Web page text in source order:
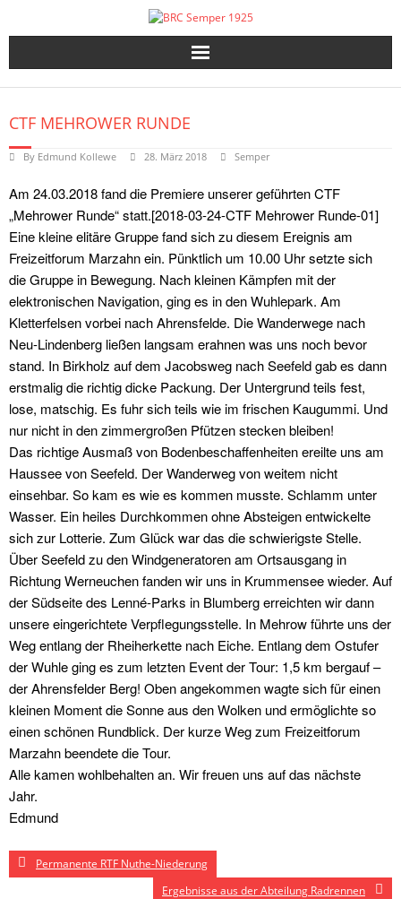
CTF MEHROWER RUNDE
By Edmund Kollewe 28. März 2018 Semper
Am 24.03.2018 fand die Premiere unserer geführten CTF
„Mehrower Runde“ statt.[2018-03-24-CTF Mehrower Runde-01]
Eine kleine elitäre Gruppe fand sich zu diesem Ereignis am
Freizeitforum Marzahn ein. Pünktlich um 10.00 Uhr setzte sich
die Gruppe in Bewegung. Nach kleinen Kämpfen mit der
elektronischen Navigation, ging es in den Wuhlepark. Am
Kletterfelsen vorbei nach Ahrensfelde. Die Wanderwege nach
Neu-Lindenberg ließen langsam erahnen was uns noch bevor
stand. In Birkholz auf dem Jacobsweg nach Seefeld gab es dann
erstmalig die richtig dicke Packung. Der Untergrund teils fest,
lose, matschig. Es fuhr sich teils wie im frischen Kaugummi. Und
nur nicht in den zimmergroßen Pfützen stecken bleiben!
Das richtige Ausmaß von Bodenbeschaffenheiten ereilte uns am
Haussee von Seefeld. Der Wanderweg von weitem nicht
einsehbar. So kam es wie es kommen musste. Schlamm unter
Wasser. Ein heiles Durchkommen ohne Absteigen entwickelte
sich zur Lotterie. Zum Glück war das die schwierigste Stelle.
Über Seefeld zu den Windgeneratoren am Ortsausgang in
Richtung Werneuchen fanden wir uns in Krummensee wieder. Auf
der Südseite des Lenné-Parks in Blumberg erreichten wir dann
unsere eingerichtete Verpflegungsstelle. In Mehrow führte uns der
Weg entlang der Rheiherkette nach Eiche. Entlang dem Ostufer
der Wuhle ging es zum letzten Event der Tour: 1,5 km bergauf –
der Ahrensfelder Berg! Oben angekommen wagte sich für einen
kleinen Moment die Sonne aus den Wolken und ermöglichte so
einen schönen Rundblick. Der kurze Weg zum Freizeitforum
Marzahn beendete die Tour.
Alle kamen wohlbehalten an. Wir freuen uns auf das nächste
Jahr.
Edmund
Permanente RTF Nuthe-Niederung
Ergebnisse aus der Abteilung Radrennen